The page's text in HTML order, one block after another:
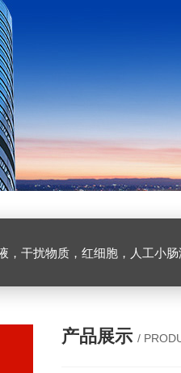
，干扰物质，红细胞，人工小
产品展示 /